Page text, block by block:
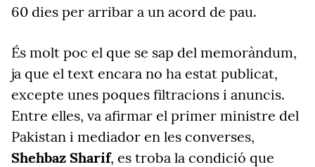
60 dies per arribar a un acord de pau.
És molt poc el que se sap del memoràndum,
ja que el text encara no ha estat publicat,
excepte unes poques filtracions i anuncis.
Entre elles, va afirmar el primer ministre del
Pakistan i mediador en les converses,
Shehbaz Sharif, es troba la condició que